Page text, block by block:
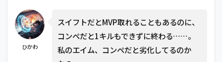
さが
有利
に働
いて
いる
ひかわ
スイフトだとMVP取れることもあるのに、
コンペだと1キルもできずに終わる……。
私のエイム、コンペだと劣化してるのか